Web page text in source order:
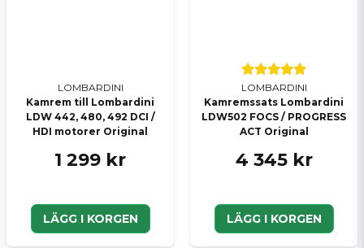
LOMBARDINI
Kamrem till Lombardini
LDW 442, 480, 492 DCI /
HDI motorer Original
1 299 kr
LÄGG I KORGEN
LOMBARDINI
Kamremssats Lombardini
LDW502 FOCS / PROGRESS
ACT Original
4 345 kr
LÄGG I KORGEN